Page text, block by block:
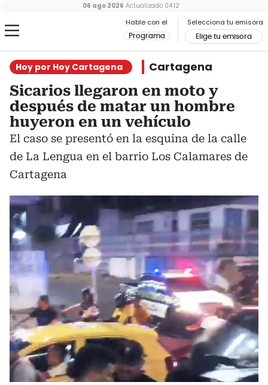
Hable con el
Programa
Selecciona tu emisora
Elige tu emisora
06 ago 2026 Actualizado 04:12
Hoy por Hoy Cartagena Cartagena
Sicarios llegaron en moto y
después de matar un hombre
huyeron en un vehículo
El caso se presentó en la esquina de la calle
de La Lengua en el barrio Los Calamares de
Cartagena